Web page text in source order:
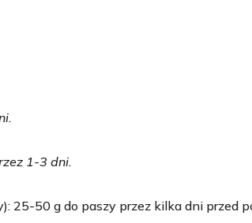
1-3 dni.
25-50 g do paszy przez kilka dni przed